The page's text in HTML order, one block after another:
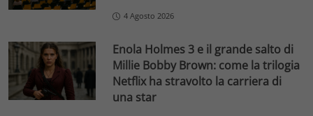
4 Agosto 2026
Enola Holmes 3 e il grande salto di
Millie Bobby Brown: come la trilogia
Netflix ha stravolto la carriera di
una star